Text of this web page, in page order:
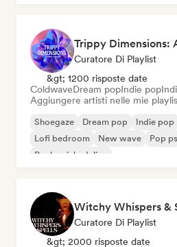
Trippy Dimensions:
Curatore Di Playlist
&gt; 1200 risposte date
ColdwaveDream popIndie pop
Aggiungere artisti nelle mie
Shoegaze Dream pop Indie pop
Lofi bedroom
New wave
Pop
Rock psichedelico
Curatore Di Playlist
&gt; 2000 risposte date